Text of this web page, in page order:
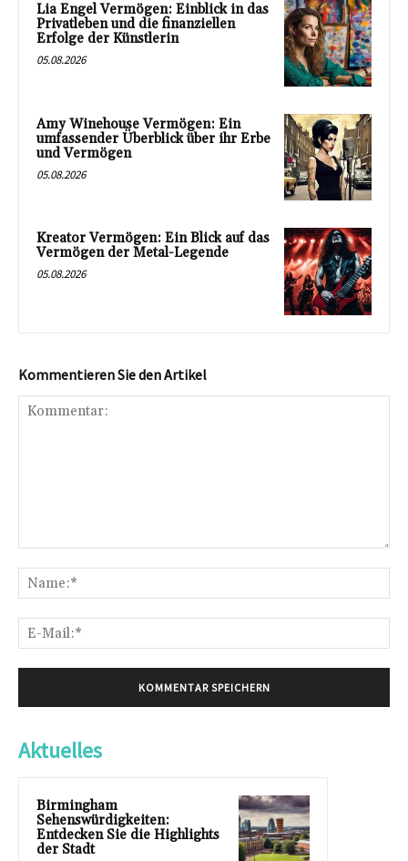
Lia Engel Vermögen: Einblick in das
Privatleben und die finanziellen
Erfolge der Künstlerin
05.08.2026
Amy Winehouse Vermögen: Ein
umfassender Überblick über ihr Erbe
und Vermögen
05.08.2026
Kreator Vermögen: Ein Blick auf das
Vermögen der Metal-Legende
05.08.2026
Kommentieren Sie den Artikel
Aktuelles
Birmingham
Sehenswürdigkeiten:
Entdecken Sie die Highlights
der Stadt